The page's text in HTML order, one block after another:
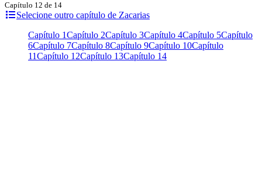
Capítulo 12 de 14
Selecione outro capítulo de Zacarias
Capítulo 1Capítulo 2Capítulo 3Capítulo 4Capítulo 5Capítulo
6Capítulo 7Capítulo 8Capítulo 9Capítulo 10Capítulo
11Capítulo 12Capítulo 13Capítulo 14